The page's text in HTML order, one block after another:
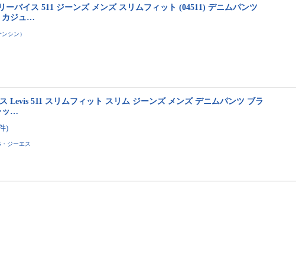
ーバイス 511 ジーンズ メンズ スリムフィット (04511) デニムパンツ
カジュ…
シン）
Levis 511 スリムフィット スリム ジーンズ メンズ デニムパンツ ブラ
ッ…
)
ジーエス